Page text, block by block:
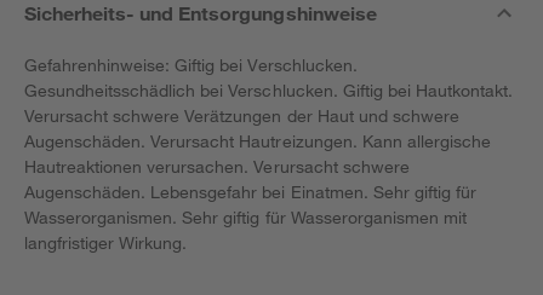
Sicherheits- und Entsorgungshinweise
Gefahrenhinweise: Giftig bei Verschlucken.
Gesundheitsschädlich bei Verschlucken. Giftig bei Hautkontakt.
Verursacht schwere Verätzungen der Haut und schwere
Augenschäden. Verursacht Hautreizungen. Kann allergische
Hautreaktionen verursachen. Verursacht schwere
Augenschäden. Lebensgefahr bei Einatmen. Sehr giftig für
Wasserorganismen. Sehr giftig für Wasserorganismen mit
langfristiger Wirkung.